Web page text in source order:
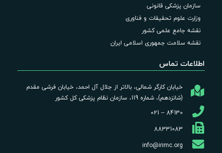
سازمان پزشکی قانونی
وزارت علوم تحقیقات و فناوری
نقشه جامع علمی کشور
نقشه سلامت جمهوری اسلامی ایران
اطلاعات تماس
خیابان کارگر شمالی، بالاتر از جلال آل احمد، خیابان فرشی مقدم
(شانزدهم)، شماره 119، سازمان نظام پزشکی کل کشور
84130 – 021
88331083
info@irimc.org